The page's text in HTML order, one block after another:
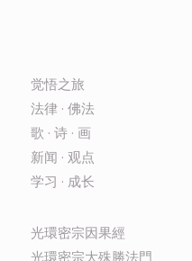
觉悟之旅
法律 · 佛法
歌 · 诗 · 画
新闻 · 观点
学习 · 成长
光環密宗因果經
光環密宗大殊勝法門